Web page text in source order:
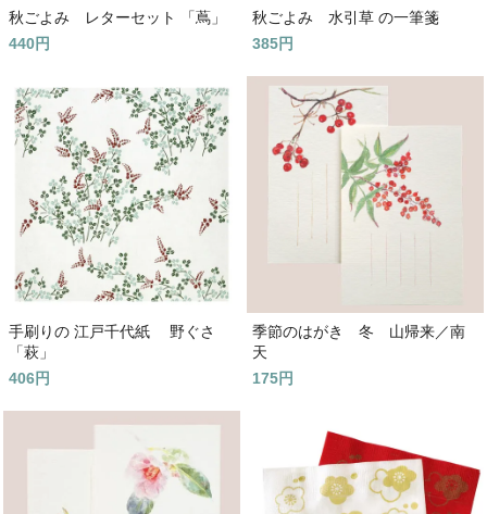
秋ごよみ レターセット 「蔦」
440円
秋ごよみ 水引草 の一筆箋
385円
手刷りの 江戸千代紙 野ぐさ
「萩」
406円
季節のはがき 冬 山帰来／南
天
175円